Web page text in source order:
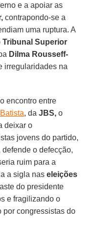
e a apoiar as
contrapondo-se a
uma ruptura. A
Tribunal Superior
Dilma Rousseff-
irregularidades na
encontro entre
, daJBS, o
deixar o
jovens do partido,
o defecção,
ruim para a
a sigla naseleições
do presidente
e fragilizando o
por congressistas do